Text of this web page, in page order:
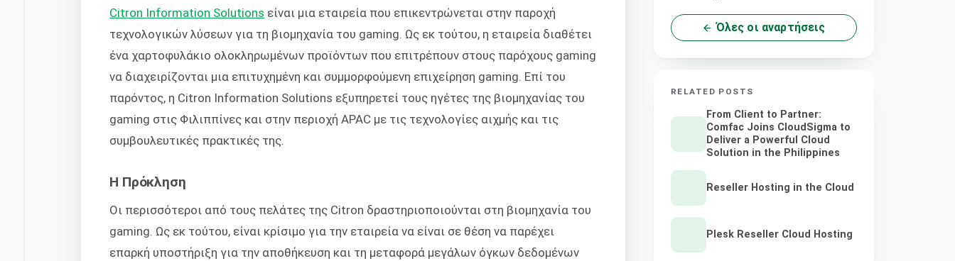
Citron Information Solutions είναι μια εταιρεία που επικεντρώνεται στην παροχή
τεχνολογικών λύσεων για τη βιομηχανία του gaming. Ως εκ τούτου, η εταιρεία διαθέτει
ένα χαρτοφυλάκιο ολοκληρωμένων προϊόντων που επιτρέπουν στους παρόχους gaming
να διαχειρίζονται μια επιτυχημένη και συμμορφούμενη επιχείρηση gaming. Επί του
παρόντος, η Citron Information Solutions εξυπηρετεί τους ηγέτες της βιομηχανίας του
gaming στις Φιλιππίνες και στην περιοχή APAC με τις τεχνολογίες αιχμής και τις
συμβουλευτικές πρακτικές της.
Η Πρόκληση
Οι περισσότεροι από τους πελάτες της Citron δραστηριοποιούνται στη βιομηχανία του
gaming. Ως εκ τούτου, είναι κρίσιμο για την εταιρεία να είναι σε θέση να παρέχει
επαρκή υποστήριξη για την αποθήκευση και τη μεταφορά μεγάλων όγκων δεδομένων
Όλες οι αναρτήσεις
RELATED POSTS
From Client to Partner:
Comfac Joins CloudSigma to
Deliver a Powerful Cloud
Solution in the Philippines
Reseller Hosting in the Cloud
Plesk Reseller Cloud Hosting